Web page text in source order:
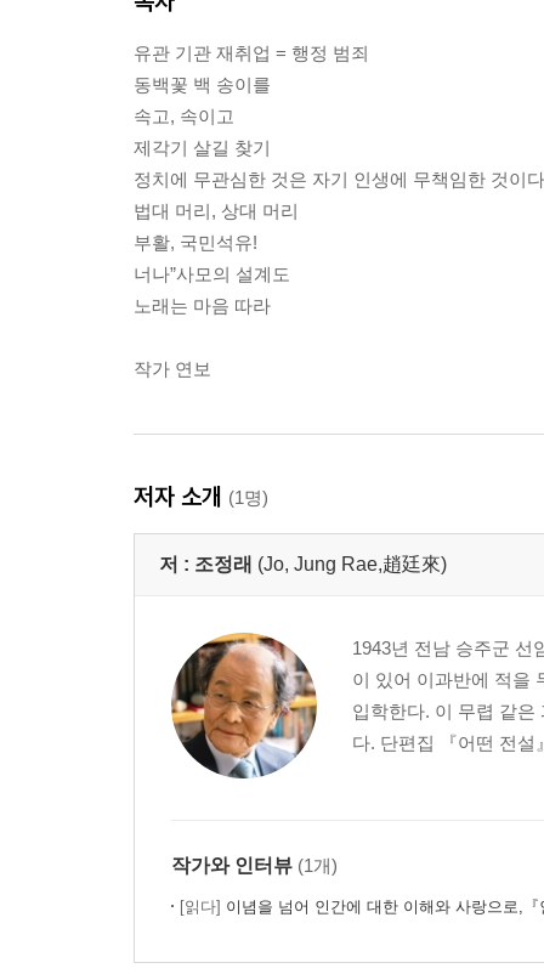
유관 기관 재취업 = 행정 범죄
동백꽃 백 송이를
속고, 속이고
제각기 살길 찾기
정치에 무관심한 것은 자기 인생에 무책임한 것이다
법대 머리, 상대 머리
부활, 국민석유!
너나”사모의 설계도
노래는 마음 따라
작가 연보
저자 소개 (1명)
저 : 조정래 (Jo, Jung Rae,趙廷來)
1943년 전남 승주군 선
이 있어 이과반에 적을
입학한다. 이 무렵 같은
다. 단편집 『어떤 전설
작가와 인터뷰 (1개)
[읽다] 이념을 넘어 인간에 대한 이해와 사랑으로,『인